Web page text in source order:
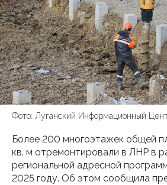
Фото: Луганский Информационный
Более 200 многоэтажек общей
кв. м отремонтировали в ЛНР в
региональной адресной
2025 году. Об этом сообщила